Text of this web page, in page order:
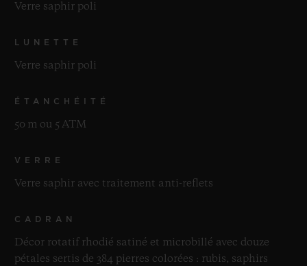
Verre saphir poli
LUNETTE
Verre saphir poli
ÉTANCHÉITÉ
50 m ou 5 ATM
VERRE
Verre saphir avec traitement anti-reflets
CADRAN
Décor rotatif rhodié satiné et microbillé avec douze
pétales sertis de 384 pierres colorées : rubis, saphirs